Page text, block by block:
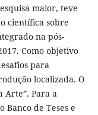
maior, teve
científica sobre
na pós-
Como objetivo
para
localizada. O
Arte”. Para a
Banco de Teses e